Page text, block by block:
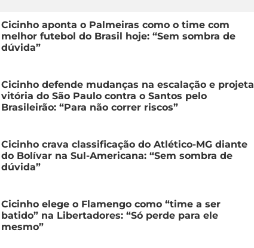
Cicinho aponta o Palmeiras como o time com
melhor futebol do Brasil hoje: “Sem sombra de
dúvida”
Cicinho defende mudanças na escalação e projeta
vitória do São Paulo contra o Santos pelo
Brasileirão: “Para não correr riscos”
Cicinho crava classificação do Atlético-MG diante
do Bolívar na Sul-Americana: “Sem sombra de
dúvida”
Cicinho elege o Flamengo como “time a ser
batido” na Libertadores: “Só perde para ele
mesmo”